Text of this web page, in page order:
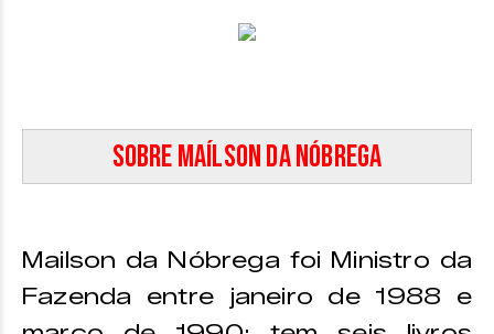
Sobre Maílson da Nóbrega
Mailson da Nóbrega foi Ministro da
Fazenda entre janeiro de 1988 e